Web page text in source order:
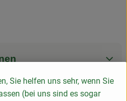
Sie helfen uns sehr, wenn Sie
(bei uns sind es sogar